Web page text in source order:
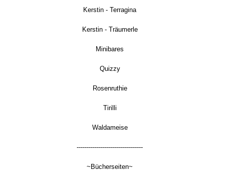
Kerstin - Terragina
Kerstin - Träumerle
Minibares
Quizzy
Rosenruthie
Tirilli
Waldameise
---------------------------------
~Bücherseiten~